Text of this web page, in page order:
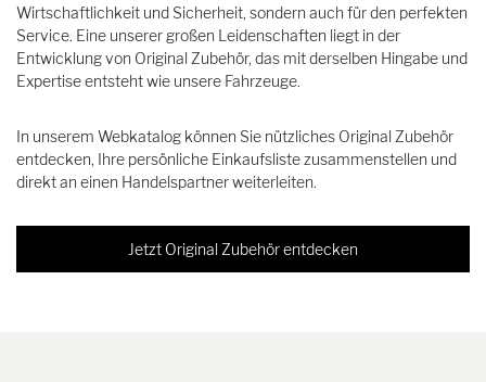
Wirtschaftlichkeit und Sicherheit, sondern auch für den perfekten
Service. Eine unserer großen Leidenschaften liegt in der
Entwicklung von Original Zubehör, das mit derselben Hingabe und
Expertise entsteht wie unsere Fahrzeuge.
In unserem Webkatalog können Sie nützliches Original Zubehör
entdecken, Ihre persönliche Einkaufsliste zusammenstellen und
direkt an einen Handelspartner weiterleiten.
Jetzt Original Zubehör entdecken